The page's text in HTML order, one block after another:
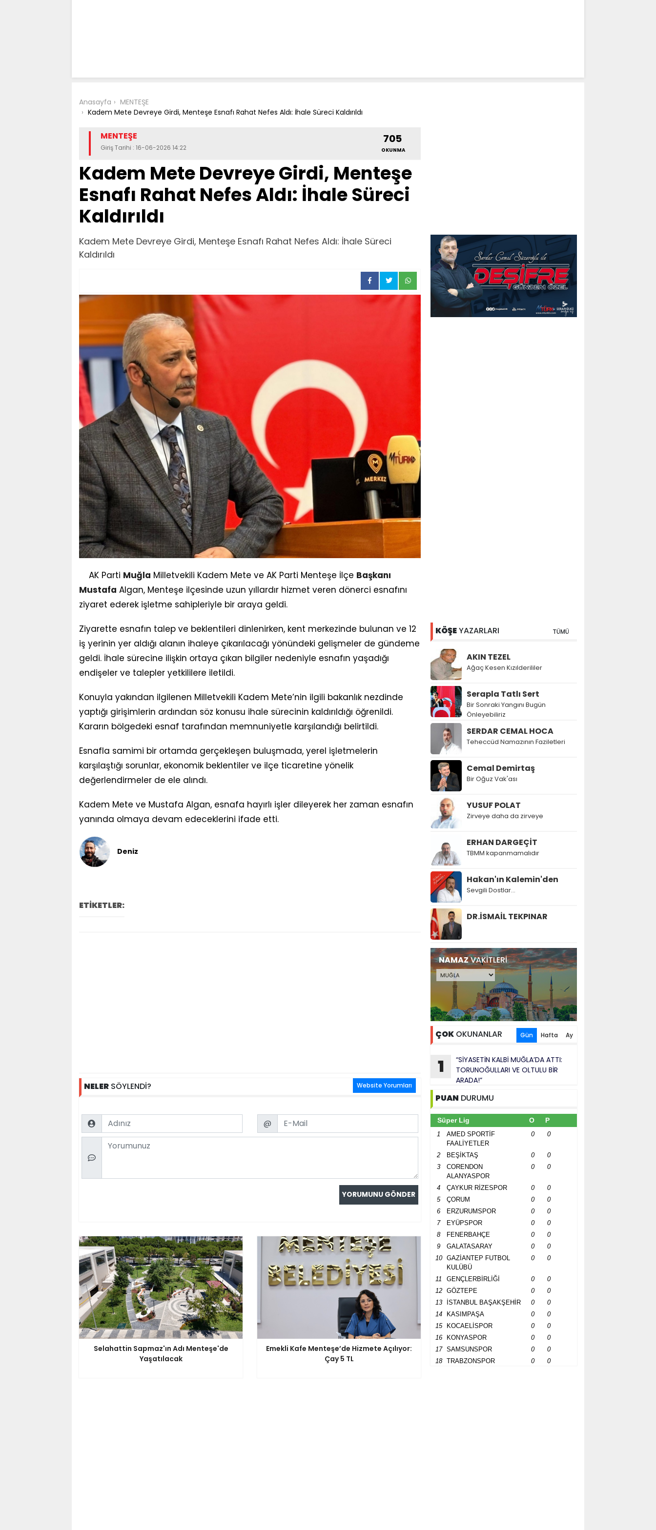
Anasayfa
MENTEŞE
Kadem Mete Devreye Girdi, Menteşe Esnafı Rahat Nefes Aldı: İhale Süreci Kaldırıldı
MENTEŞE
Giriş Tarihi : 16-06-2026 14:22
705
OKUNMA
Kadem Mete Devreye Girdi, Menteşe
Esnafı Rahat Nefes Aldı: İhale Süreci
Kaldırıldı
Kadem Mete Devreye Girdi, Menteşe Esnafı Rahat Nefes Aldı: İhale Süreci
Kaldırıldı
AK Parti Muğla Milletvekili Kadem Mete ve AK Parti Menteşe İlçe Başkanı
Mustafa Algan, Menteşe ilçesinde uzun yıllardır hizmet veren dönerci esnafını
ziyaret ederek işletme sahipleriyle bir araya geldi.
Ziyarette esnafın talep ve beklentileri dinlenirken, kent merkezinde bulunan ve 12
iş yerinin yer aldığı alanın ihaleye çıkarılacağı yönündeki gelişmeler de gündeme
geldi. İhale sürecine ilişkin ortaya çıkan bilgiler nedeniyle esnafın yaşadığı
endişeler ve talepler yetkililere iletildi.
Konuyla yakından ilgilenen Milletvekili Kadem Mete’nin ilgili bakanlık nezdinde
yaptığı girişimlerin ardından söz konusu ihale sürecinin kaldırıldığı öğrenildi.
Kararın bölgedeki esnaf tarafından memnuniyetle karşılandığı belirtildi.
Esnafla samimi bir ortamda gerçekleşen buluşmada, yerel işletmelerin
karşılaştığı sorunlar, ekonomik beklentiler ve ilçe ticaretine yönelik
değerlendirmeler de ele alındı.
Kadem Mete ve Mustafa Algan, esnafa hayırlı işler dileyerek her zaman esnafın
yanında olmaya devam edeceklerini ifade etti.
Deniz
ETİKETLER:
NELER SÖYLENDİ? Website Yorumları
Name Email
@
Comment
Selahattin Sapmaz'ın Adı Menteşe'de
Yaşatılacak
Emekli Kafe Menteşe’de Hizmete Açılıyor:
Çay 5 TL
KÖŞEYAZARLARI TÜMÜ
AKIN TEZEL
Ağaç Kesen Kızılderililer
Serapla Tatlı Sert
Bir Sonraki Yangını Bugün
Önleyebiliriz
SERDAR CEMAL HOCA
Teheccüd Namazının Faziletleri
Cemal Demirtaş
Bir Oğuz Vak'ası
YUSUF POLAT
Zirveye daha da zirveye
ERHAN DARGEÇİT
TBMM kapanmamalıdır
Hakan'ın Kalemin'den
Sevgili Dostlar...
DR.İSMAİL TEKPINAR
NAMAZVAKİTLERİ
ÇOK OKUNANLAR Gün Hafta Ay
1
“SİYASETİN KALBİ MUĞLA’DA ATTI:
TORUNOĞULLARI VE OLTULU BİR
ARADA!”
PUAN DURUMU
Süper Lig O P
1
AMED SPORTİF
FAALİYETLER
0 0
2 BEŞİKTAŞ 0
0
3
CORENDON
ALANYASPOR
0 0
4 ÇAYKUR RİZESPOR 0
0
5
ÇORUM 0
0
6
ERZURUMSPOR 0
0
7
EYÜPSPOR 0
0
8
FENERBAHÇE 0
0
9
GALATASARAY 0
0
10
GAZİANTEP FUTBOL
KULÜBÜ
0 0
11 GENÇLERBİRLİĞİ 0
0
12
GÖZTEPE 0
0
13
İSTANBUL BAŞAKŞEHİR 0
0
14
KASIMPAŞA 0
0
15
KOCAELİSPOR 0
0
16
KONYASPOR 0
0
17
SAMSUNSPOR 0
0
18
TRABZONSPOR 0 0